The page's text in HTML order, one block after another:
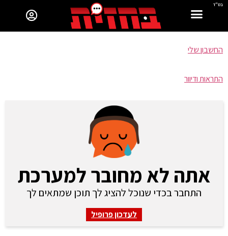
בס"ד
החשבון שלי
התראות ודיוור
אתה לא מחובר למערכת
התחבר בכדי שנוכל להציג לך תוכן שמתאים לך
לעדכון פרופיל